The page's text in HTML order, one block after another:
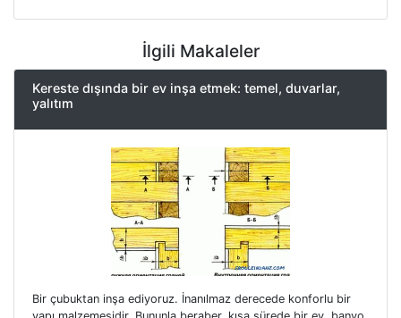
İlgili Makaleler
Kereste dışında bir ev inşa etmek: temel, duvarlar,
yalıtım
Bir çubuktan inşa ediyoruz. İnanılmaz derecede konforlu bir